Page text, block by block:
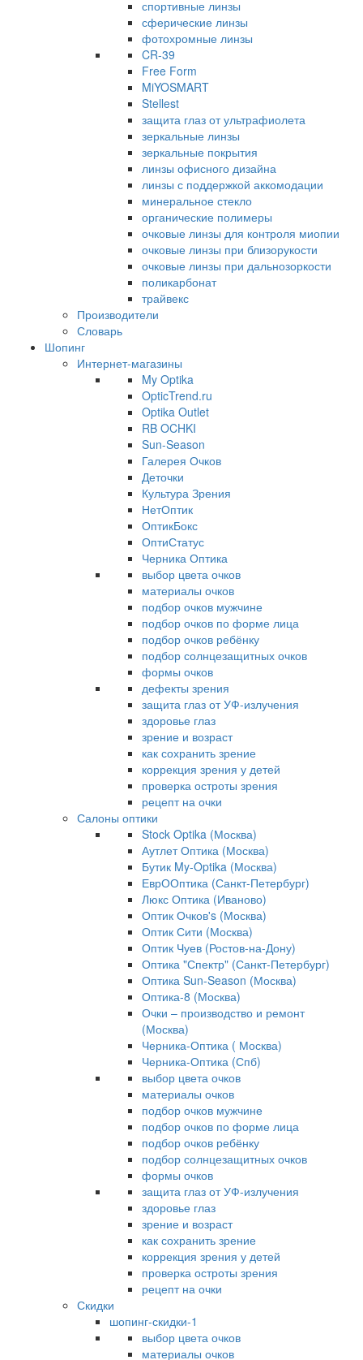
спортивные линзы
сферические линзы
фотохромные линзы
CR-39
Free Form
MiYOSMART
Stellest
защита глаз от ультрафиолета
зеркальные линзы
зеркальные покрытия
линзы офисного дизайна
линзы с поддержкой аккомодации
минеральное стекло
органические полимеры
очковые линзы для контроля миопии
очковые линзы при близорукости
очковые линзы при дальнозоркости
поликарбонат
трайвекс
Производители
Словарь
Шопинг
Интернет-магазины
My Optika
OpticTrend.ru
Optika Outlet
RB OCHKI
Sun-Season
Галерея Очков
Деточки
Культура Зрения
НетОптик
ОптикБокс
ОптиСтатус
Черника Оптика
выбор цвета очков
материалы очков
подбор очков мужчине
подбор очков по форме лица
подбор очков ребёнку
подбор солнцезащитных очков
формы очков
дефекты зрения
защита глаз от УФ-излучения
здоровье глаз
зрение и возраст
как сохранить зрение
коррекция зрения у детей
проверка остроты зрения
рецепт на очки
Салоны оптики
Stock Optika (Москва)
Аутлет Оптика (Москва)
Бутик My-Optika (Москва)
ЕврООптика (Санкт-Петербург)
Люкс Оптика (Иваново)
Оптик Очков's (Москва)
Оптик Сити (Москва)
Оптик Чуев (Ростов-на-Дону)
Оптика "Спектр" (Санкт-Петербург)
Оптика Sun-Season (Москва)
Оптика-8 (Москва)
Очки – производство и ремонт
(Москва)
Черника-Оптика ( Москва)
Черника-Оптика (Спб)
выбор цвета очков
материалы очков
подбор очков мужчине
подбор очков по форме лица
подбор очков ребёнку
подбор солнцезащитных очков
формы очков
защита глаз от УФ-излучения
здоровье глаз
зрение и возраст
как сохранить зрение
коррекция зрения у детей
проверка остроты зрения
рецепт на очки
Скидки
шопинг-скидки-1
выбор цвета очков
материалы очков